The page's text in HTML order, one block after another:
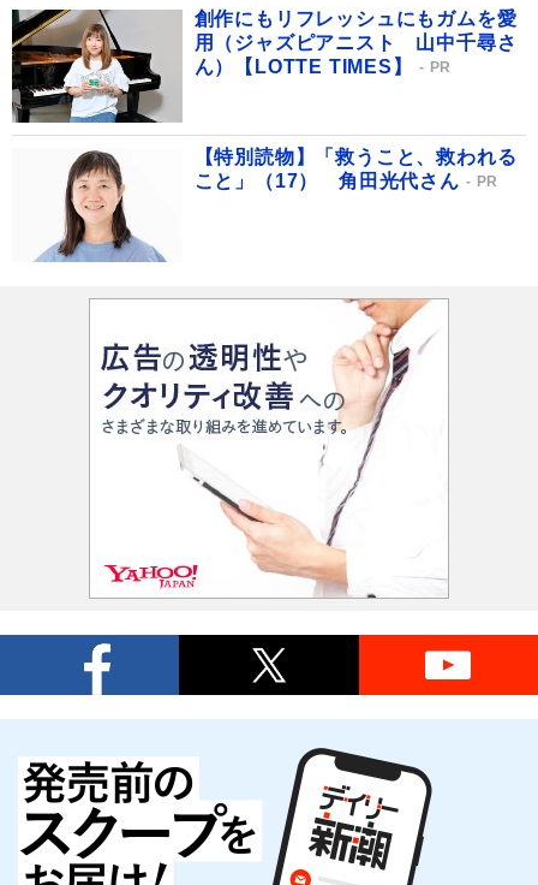
創作にもリフレッシュにもガムを愛
用（ジャズピアニスト 山中千尋さ
ん）【LOTTE TIMES】
PR
【特別読物】「救うこと、救われる
こと」（17） 角田光代さん
PR